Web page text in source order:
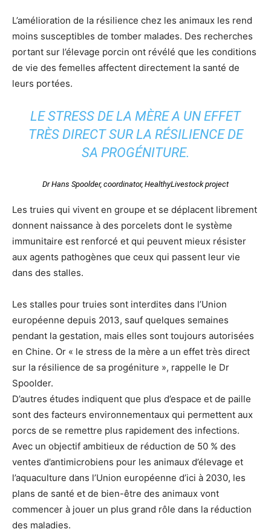
L’amélioration de la résilience chez les animaux les rend
moins susceptibles de tomber malades. Des recherches
portant sur l’élevage porcin ont révélé que les conditions
de vie des femelles affectent directement la santé de
leurs portées.
LE STRESS DE LA MÈRE A UN EFFET
TRÈS DIRECT SUR LA RÉSILIENCE DE
SA PROGÉNITURE.
Dr Hans Spoolder, coordinator, HealthyLivestock project
Les truies qui vivent en groupe et se déplacent librement
donnent naissance à des porcelets dont le système
immunitaire est renforcé et qui peuvent mieux résister
aux agents pathogènes que ceux qui passent leur vie
dans des stalles.
Les stalles pour truies sont interdites dans l’Union
européenne depuis 2013, sauf quelques semaines
pendant la gestation, mais elles sont toujours autorisées
en Chine. Or « le stress de la mère a un effet très direct
sur la résilience de sa progéniture », rappelle le Dr
Spoolder.
D’autres études indiquent que plus d’espace et de paille
sont des facteurs environnementaux qui permettent aux
porcs de se remettre plus rapidement des infections.
Avec un objectif ambitieux de réduction de 50 % des
ventes d’antimicrobiens pour les animaux d’élevage et
l’aquaculture dans l’Union européenne d’ici à 2030, les
plans de santé et de bien-être des animaux vont
commencer à jouer un plus grand rôle dans la réduction
des maladies.